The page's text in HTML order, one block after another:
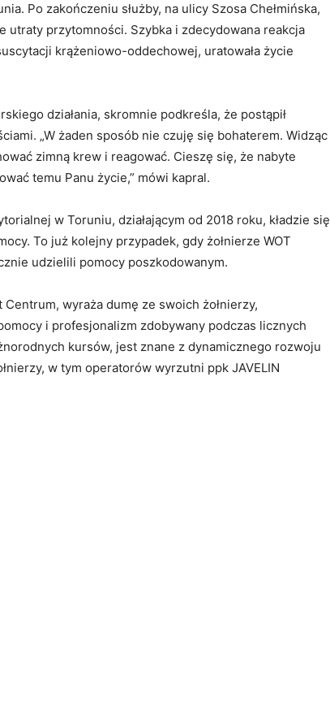
Po zakończeniu służby, na ulicy Szosa Chełmińska,
utraty przytomności. Szybka i zdecydowana reakcja
krążeniowo-oddechowej, uratowała życie
działania, skromnie podkreśla, że postąpił
„W żaden sposób nie czuję się bohaterem. Widząc
zimną krew i reagować. Cieszę się, że nabyte
temu Panu życie,” mówi kapral.
w Toruniu, działającym od 2018 roku, kładzie się
To już kolejny przypadek, gdy żołnierze WOT
udzielili pomocy poszkodowanym.
Centrum, wyraża dumę ze swoich żołnierzy,
i profesjonalizm zdobywany podczas licznych
kursów, jest znane z dynamicznego rozwoju
w tym operatorów wyrzutni ppk JAVELIN